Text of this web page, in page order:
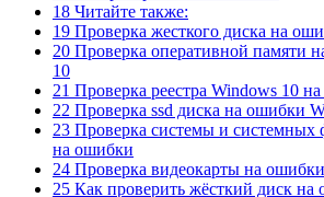
18 Читайте также:
19 Проверка жесткого диска на
20 Проверка оперативной памяти
10
21 Проверка реестра Windows 10
22 Проверка ssd диска на ошибки
23 Проверка системы и системных
на ошибки
24 Проверка видеокарты на
25 Как проверить жёсткий диск на